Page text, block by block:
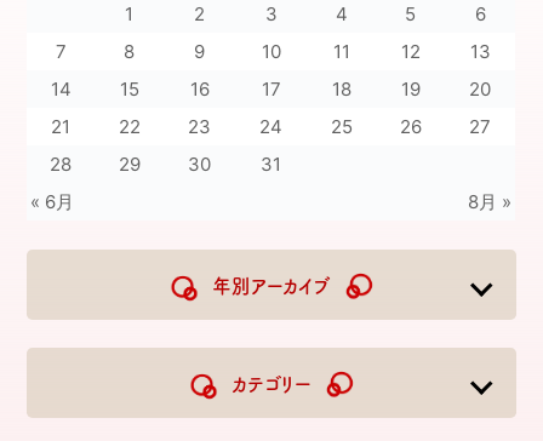
« 6月 8月 »
1 2 3 4 5
6
7
8 9 10 11 12
13
14
15 16 17 18 19
20
21
22 23 24 25 26
27
28
29 30 31
年別アーカイブ
2023
カテゴリー